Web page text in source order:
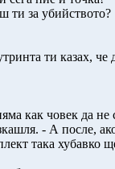
ти за убийството?
ти казах, че
как човек да не
- А после,
така хубавко